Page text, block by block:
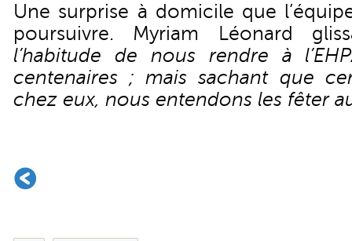
Une surprise à domicile que
poursuivre. Myriam Léonard
l’habitude de nous rendre à
centenaires ; mais sachant que
chez eux, nous entendons les fêter